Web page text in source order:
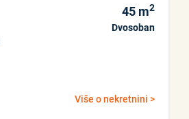
45 m2
Dvosoban
Više o nekretnini >